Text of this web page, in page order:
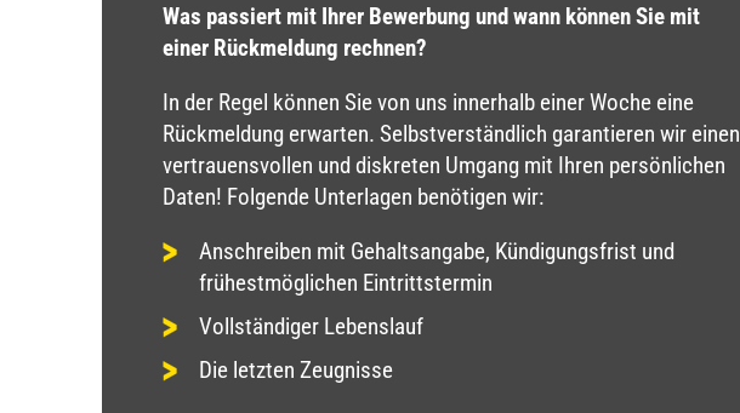
Was passiert mit Ihrer Bewerbung und wann können Sie mit
einer Rückmeldung rechnen?
In der Regel können Sie von uns innerhalb einer Woche eine
Rückmeldung erwarten. Selbstverständlich garantieren wir einen
vertrauensvollen und diskreten Umgang mit Ihren persönlichen
Daten! Folgende Unterlagen benötigen wir:
Anschreiben mit Gehaltsangabe, Kündigungsfrist und
frühestmöglichen Eintrittstermin
Vollständiger Lebenslauf
Die letzten Zeugnisse